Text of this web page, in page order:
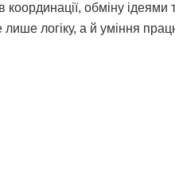
координації, обміну ідеями
логіку, а й уміння